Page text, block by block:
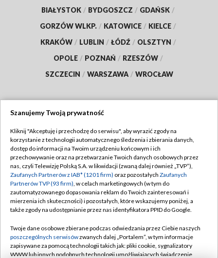
BIAŁYSTOK / BYDGOSZCZ / GDAŃSK /
GORZÓW WLKP. / KATOWICE / KIELCE /
KRAKÓW / LUBLIN / ŁÓDŹ / OLSZTYN /
OPOLE / POZNAŃ / RZESZÓW /
SZCZECIN / WARSZAWA / WROCŁAW
TVP
Abonament TVP
Emisja w TVP
Centrum informacji TVP
Naziemna Telewizja Cyfrowa
Rada Programowa
System NOS
Regulamin TVP
Polityka prywatności
Moje zgody
Pomoc
Kontakt
Szanujemy Twoją prywatność
Kliknij "Akceptuję i przechodzę do serwisu", aby wyrazić zgody na
korzystanie z technologii automatycznego śledzenia i zbierania danych,
dostęp do informacji na Twoim urządzeniu końcowym i ich
przechowywanie oraz na przetwarzanie Twoich danych osobowych przez
nas, czyli Telewizję Polską S.A. w likwidacji (zwaną dalej również „TVP”),
Zaufanych Partnerów z IAB* (1201 firm) oraz pozostałych Zaufanych
Partnerów TVP (93 firm), w celach marketingowych (w tym do
zautomatyzowanego dopasowania reklam do Twoich zainteresowań i
mierzenia ich skuteczności) i pozostałych, które wskazujemy poniżej, a
także zgody na udostępnianie przez nas identyfikatora PPID do Google.
Twoje dane osobowe zbierane podczas odwiedzania przez Ciebie naszych
poszczególnych serwisówzwanych dalej „Portalem”, w tym informacje
zapisywane za pomocą technologii takich jak: pliki cookie, sygnalizatory
WWW lub innych podobnych technologii umożliwiających świadczenie